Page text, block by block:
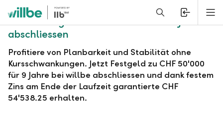
Alerts.Headline
willbe Festgeld zu CHF 50'000 für 9 Jahre
abschliessen
Profitiere von Planbarkeit und Stabilität ohne
Kursschwankungen. Jetzt Festgeld zu CHF 50'000
für 9 Jahre bei willbe abschliessen und dank festem
Zins am Ende der Laufzeit garantierte CHF
54'538.25 erhalten.